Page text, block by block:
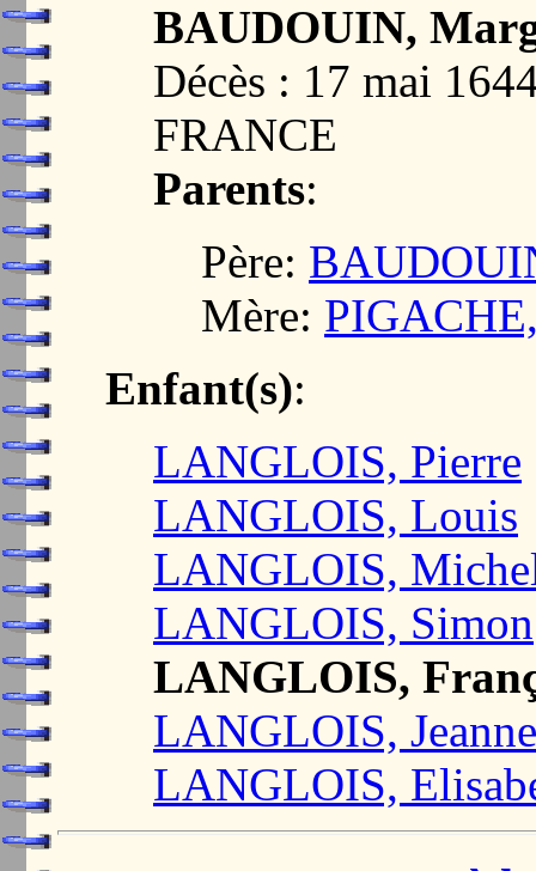
BAUDOUIN,
Décès : 17 mai
FRANCE
Parents:
Père:
Mère:
Enfant(s):
LANGLOIS, Pierre
LANGLOIS, Louis
LANGLOIS,
LANGLOIS, Simon
LANGLOIS,
LANGLOIS, Jeanne
LANGLOIS,